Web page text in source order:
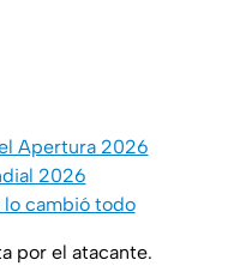
Apertura 2026
2026
lo cambió todo
por el atacante.